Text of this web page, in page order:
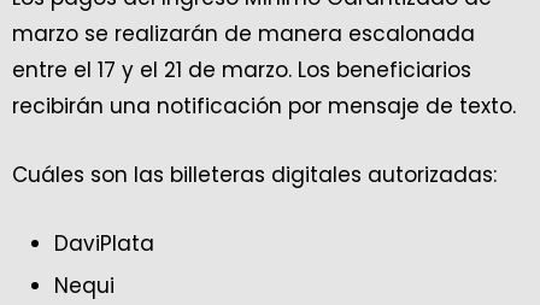
marzo se realizarán de manera escalonada
entre el 17 y el 21 de marzo. Los beneficiarios
recibirán una notificación por mensaje de texto.
Cuáles son las billeteras digitales autorizadas:
DaviPlata
Nequi